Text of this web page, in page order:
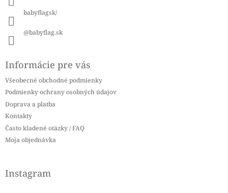
babyflagsk/
@babyflag.sk
Informácie pre vás
Všeobecné obchodné podmienky
Podmienky ochrany osobných údajov
Doprava a platba
Kontakty
Často kladené otázky / FAQ
Moja objednávka
Instagram